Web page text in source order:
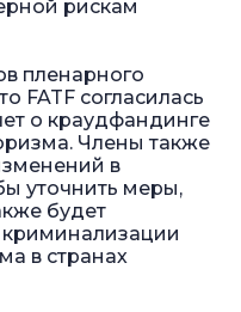
рискам
пленарного
FATF согласилась
о краудфандинге
Члены также
в
уточнить меры,
будет
в странах